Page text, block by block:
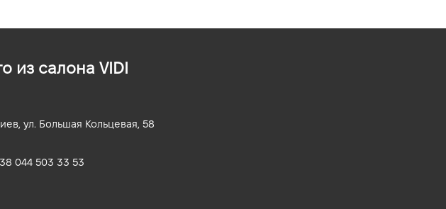
из салона VIDI
ул. Большая Кольцевая, 58
044 503 33 53